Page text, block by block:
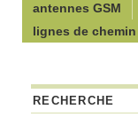
antennes GSM
lignes de
RECHERCHE